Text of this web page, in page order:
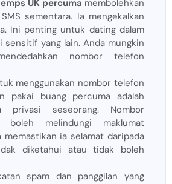
UK percuma membolehkan
sementara. Ia mengekalkan
Ini penting untuk dating dalam
sensitif yang lain. Anda mungkin
nombor telefon
menggunakan nombor telefon
pakai buang percuma adalah
privasi seseorang. Nombor
boleh melindungi maklumat
memastikan ia selamat daripada
diketahui atau tidak boleh
spam dan panggilan yang